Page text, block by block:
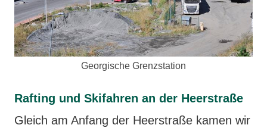
Georgische Grenzstation
Rafting und Skifahren an der Heerstraße
Gleich am Anfang der Heerstraße kamen wir